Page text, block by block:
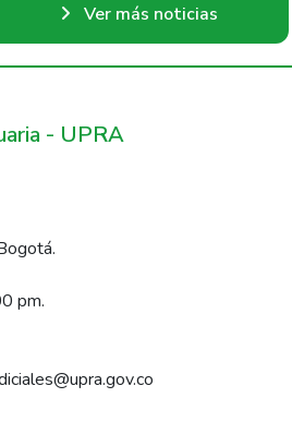
Ver más noticias
- UPRA
pm.